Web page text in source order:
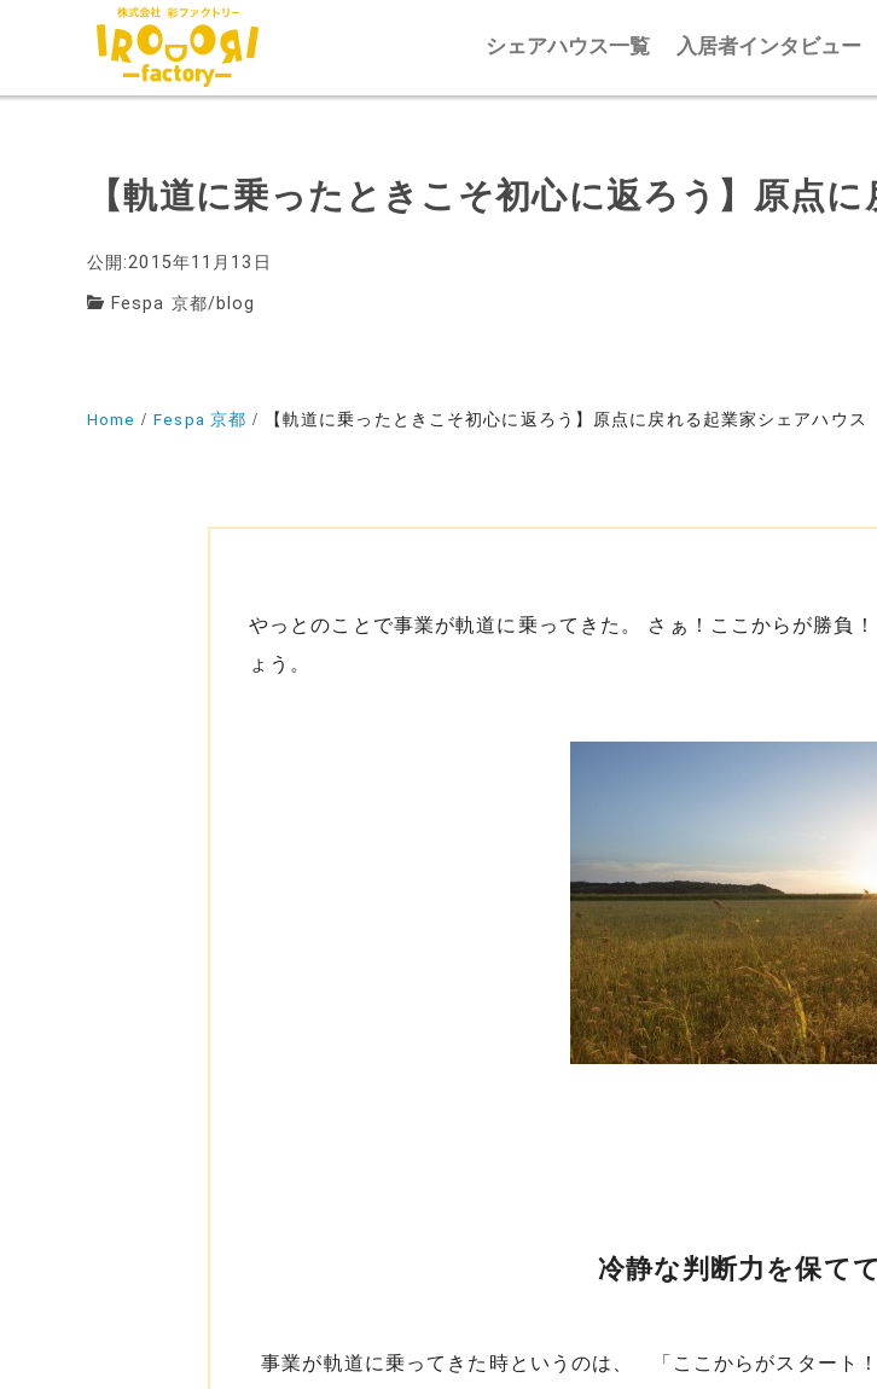
シェアハウス一覧 入居者インタビュー
【軌道に乗ったときこそ初心に返ろう】原点
公開:2015年11月13日
Fespa 京都/blog
Home Fespa 京都 【軌道に乗ったときこそ初心に返ろう】原点に戻れる起業家シェアハウス
やっとのことで事業が軌道に乗ってきた。 さぁ！ここからが勝負
ょう。
冷静な判断力を保て
事業が軌道に乗ってきた時というのは、 「ここからがスタート